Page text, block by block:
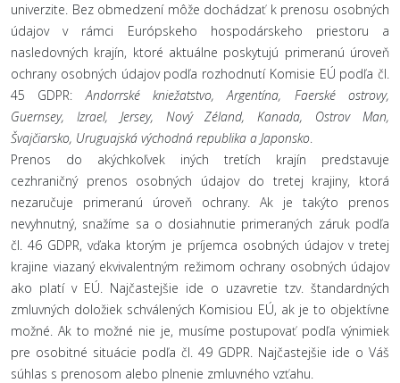
univerzite. Bez obmedzení môže dochádzať k prenosu osobných
údajov v rámci Európskeho hospodárskeho priestoru a
nasledovných krajín, ktoré aktuálne poskytujú primeranú úroveň
ochrany osobných údajov podľa rozhodnutí Komisie EÚ podľa čl.
45 GDPR:Andorrské kniežatstvo, Argentína, Faerské ostrovy,
Guernsey, Izrael, Jersey, Nový Zéland, Kanada, Ostrov Man,
Švajčiarsko, Uruguajská východná republika a Japonsko.
Prenos do akýchkoľvek iných tretích krajín predstavuje
cezhraničný prenos osobných údajov do tretej krajiny, ktorá
nezaručuje primeranú úroveň ochrany. Ak je takýto prenos
nevyhnutný, snažíme sa o dosiahnutie primeraných záruk podľa
čl. 46 GDPR, vďaka ktorým je príjemca osobných údajov v tretej
krajine viazaný ekvivalentným režimom ochrany osobných údajov
ako platí v EÚ. Najčastejšie ide o uzavretie tzv. štandardných
zmluvných doložiek schválených Komisiou EÚ, ak je to objektívne
možné. Ak to možné nie je, musíme postupovať podľa výnimiek
pre osobitné situácie podľa čl. 49 GDPR. Najčastejšie ide o Váš
súhlas s prenosom alebo plnenie zmluvného vzťahu.